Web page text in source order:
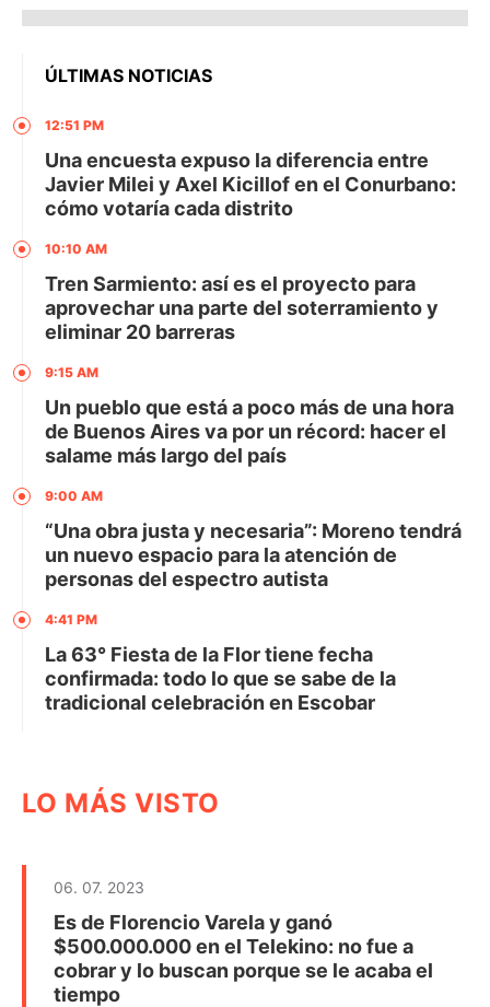
ÚLTIMAS NOTICIAS
12:51 PM
Una encuesta expuso la diferencia entre
Javier Milei y Axel Kicillof en el Conurbano:
cómo votaría cada distrito
10:10 AM
Tren Sarmiento: así es el proyecto para
aprovechar una parte del soterramiento y
eliminar 20 barreras
9:15 AM
Un pueblo que está a poco más de una hora
de Buenos Aires va por un récord: hacer el
salame más largo del país
9:00 AM
“Una obra justa y necesaria”: Moreno tendrá
un nuevo espacio para la atención de
personas del espectro autista
4:41 PM
La 63° Fiesta de la Flor tiene fecha
confirmada: todo lo que se sabe de la
tradicional celebración en Escobar
LO MÁS VISTO
06. 07. 2023
Es de Florencio Varela y ganó
$500.000.000 en el Telekino: no fue a
cobrar y lo buscan porque se le acaba el
tiempo